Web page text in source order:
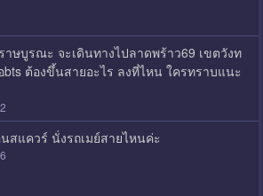
าษบูรณะ จะเดินทางไปลาดพร้าว69 เขตวังท
bts ต้องขึ้นสายอะไร ลงที่ไหน ใครทราบแนะ
สแควร์ นั่งรถเมย์สายไหนค่ะ